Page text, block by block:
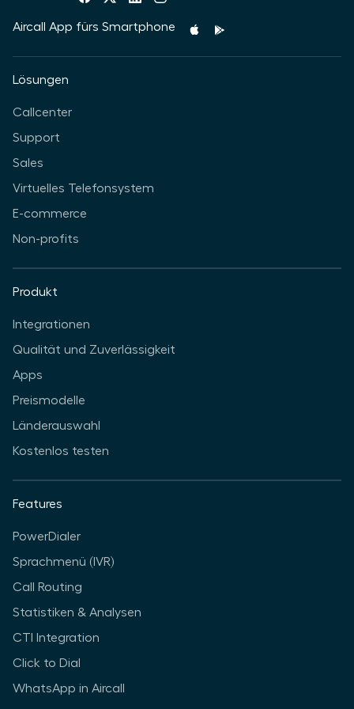
Aircall App fürs Smartphone
Lösungen
Callcenter
Support
Sales
Virtuelles Telefonsystem
E-commerce
Non-profits
Produkt
Integrationen
Qualität und Zuverlässigkeit
Apps
Preismodelle
Länderauswahl
Kostenlos testen
Features
PowerDialer
Sprachmenü (IVR)
Call Routing
Statistiken & Analysen
CTI Integration
Click to Dial
WhatsApp in Aircall